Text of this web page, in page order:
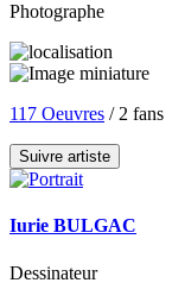
Photographe
117 Oeuvres / 2 fans
Suivre artiste
Iurie BULGAC
Dessinateur